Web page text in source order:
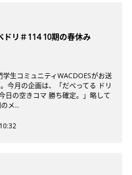
ドリ＃114 10期の春休み
学生コミュニティWACDOESがお送
今月の企画は、「だべってる ドリ
日の空きコマ 勝ち確定。」略して
メ...